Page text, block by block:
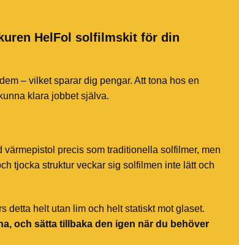
HelFol solfilmskit för din
– vilket sparar dig pengar. Att tona hos en
klara jobbet själva.
precis som traditionella solfilmer, men
tjocka struktur veckar sig solfilmen inte lätt och
detta helt utan lim och helt statiskt mot glaset.
och sätta tillbaka den igen när du behöver